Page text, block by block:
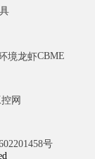
境龙虾CBME
网
号